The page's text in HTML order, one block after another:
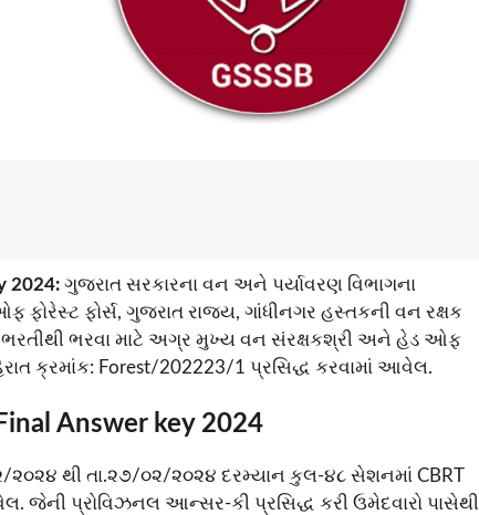
2024: ગુજરાત સરકારના વન અને પર્યાવરણ વિભાગના
ફોર્સ, ગુજરાત રાજ્ય, ગાંધીનગર હસ્તકની વન રક્ષક
ભરતીથી ભરવા માટે અગ્ર મુખ્ય વન સંરક્ષકશ્રી અને હેડ ઓફ
ક્રમાંક: Forest/202223/1 પ્રસિદ્ધ કરવામાં આવેલ.
Answer key 2024
૨૦૨૪ થી તા.૨૭/૦૨/૨૦૨૪ દરમ્યાન કુલ-૪૮ સેશનમાં CBRT
જેની પ્રોવિઝનલ આન્સર-કી પ્રસિદ્ધ કરી ઉમેદવારો પાસેથી